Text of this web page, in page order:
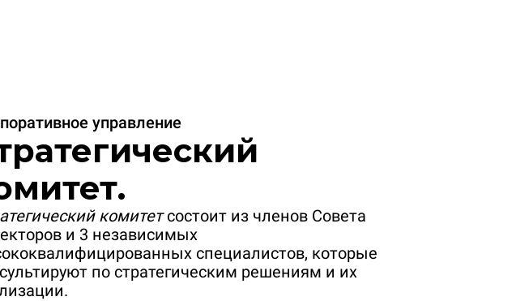
управление
комитетсостоит из членов Совета
и 3 независимых
специалистов, которые
по стратегическим решениям и их